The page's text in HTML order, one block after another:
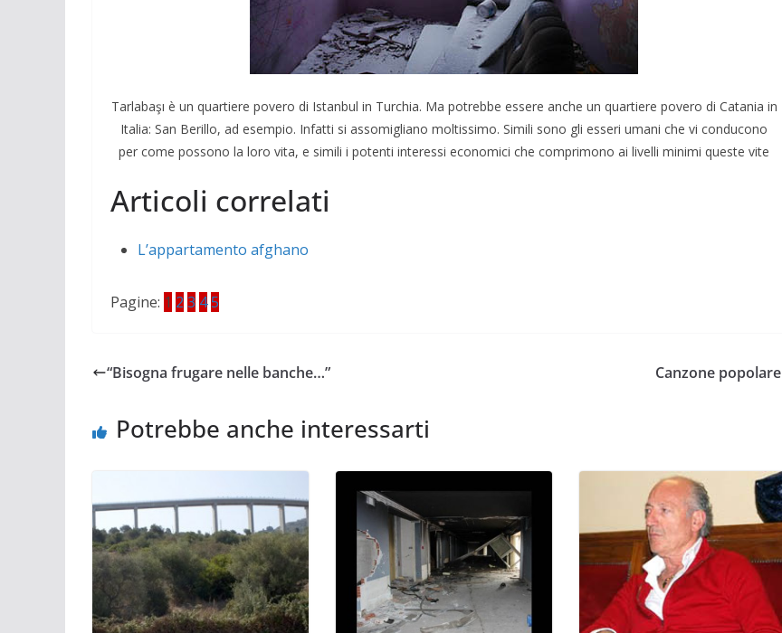
Tarlabaşı è un quartiere povero di Istanbul in Turchia. Ma potrebbe essere anche un quartiere povero di Catania in
Italia: San Berillo, ad esempio. Infatti si assomigliano moltissimo. Simili sono gli esseri umani che vi conducono
per come possono la loro vita, e simili i potenti interessi economici che comprimono ai livelli minimi queste vite
Articoli correlati
L’appartamento afghano
Pagine: 1 2 3 45
“Bisogna frugare nelle banche…” Canzone popolare
Potrebbe anche interessarti